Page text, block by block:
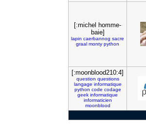
[:michel homme-
baie]
lapin caerbannog sacre
graal monty python
[:moonblood210:4]
question questions
langage informatique
python code codage
geek informatique
informaticien
moonblood